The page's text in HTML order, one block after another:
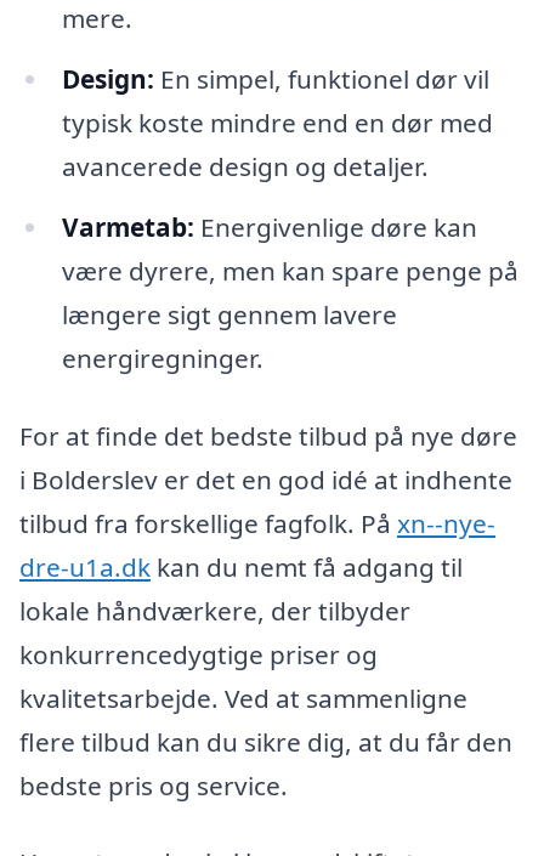
mere.
Design: En simpel, funktionel dør vil
typisk koste mindre end en dør med
avancerede design og detaljer.
Varmetab: Energivenlige døre kan
være dyrere, men kan spare penge på
længere sigt gennem lavere
energiregninger.
For at finde det bedste tilbud på nye døre
i Bolderslev er det en god idé at indhente
tilbud fra forskellige fagfolk. På xn--nye-
dre-u1a.dk kan du nemt få adgang til
lokale håndværkere, der tilbyder
konkurrencedygtige priser og
kvalitetsarbejde. Ved at sammenligne
flere tilbud kan du sikre dig, at du får den
bedste pris og service.